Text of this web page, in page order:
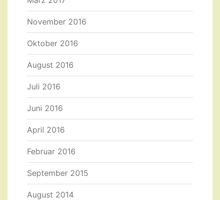
November 2016
Oktober 2016
August 2016
Juli 2016
Juni 2016
April 2016
Februar 2016
September 2015
August 2014